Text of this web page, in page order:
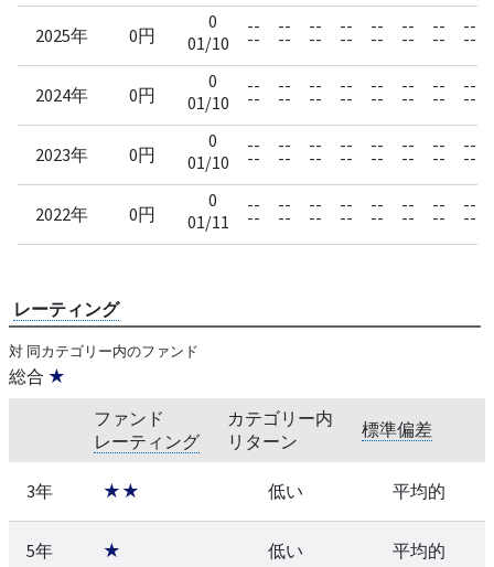
2025年 0円
0
01/10
--
--
--
--
--
--
--
--
--
--
--
--
--
--
--
--
2024年 0円
0
01/10
--
--
--
--
--
--
--
--
--
--
--
--
--
--
--
--
2023年 0円
0
01/10
--
--
--
--
--
--
--
--
--
--
--
--
--
--
--
--
2022年 0円
0
01/11
--
--
--
--
--
--
--
--
--
--
--
--
--
--
--
--
レーティング
対 同カテゴリー内のファンド
総合 ★
ファンド
レーティング
カテゴリー内
リターン
標準偏差
3年 ★★ 低い 平均的
5年 ★ 低い 平均的